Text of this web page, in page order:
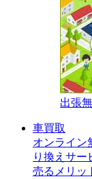
出張
車買取
オンライン
り換えサー
売るメリッ